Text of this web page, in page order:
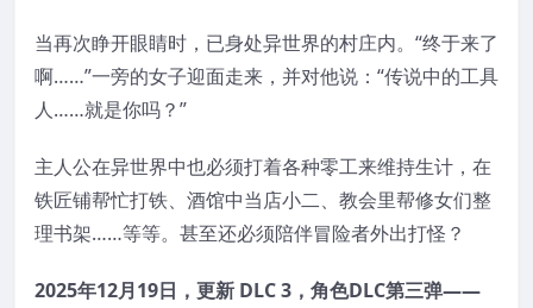
当再次睁开眼睛时，已身处异世界的村庄内。“终于来了
啊……”一旁的女子迎面走来，并对他说：“传说中的工具
人……就是你吗？”
主人公在异世界中也必须打着各种零工来维持生计，在
铁匠铺帮忙打铁、酒馆中当店小二、教会里帮修女们整
理书架……等等。甚至还必须陪伴冒险者外出打怪？
2025年12月19日，更新 DLC 3，角色DLC第三弹——